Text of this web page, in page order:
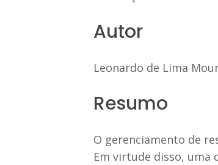
Autor
Leonardo de Lima
Resumo
O gerenciamento de
Em virtude disso, uma